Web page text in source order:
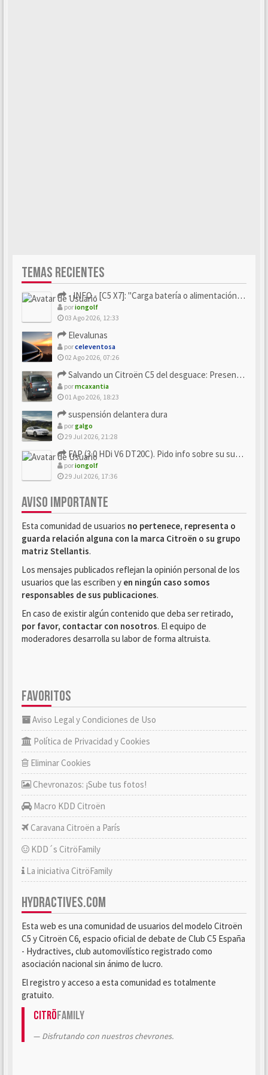
TEMAS RECIENTES
- INFO - [C5 X7]: "Carga batería o alimentación eléctri...
poriongolf
03 Ago 2026, 12:33
Elevalunas
porceleventosa
02 Ago 2026, 07:26
Salvando un Citroën C5 del desguace: Presentación y seguimiento
pormcaxantia
01 Ago 2026, 18:23
suspensión delantera dura
porgalgo
29 Jul 2026, 21:28
FAP (3.0 HDi V6 DT20C). Pido info sobre su sustitución
poriongolf
29 Jul 2026, 17:36
AVISO IMPORTANTE
Esta comunidad de usuarios no pertenece, representa o
guarda relación alguna con la marca Citroën o su grupo
matriz Stellantis.
Los mensajes publicados reflejan la opinión personal de los
usuarios que las escriben y en ningún caso somos
responsables de sus publicaciones.
En caso de existir algún contenido que deba ser retirado,
por favor, contactar con nosotros. El equipo de
moderadores desarrolla su labor de forma altruista.
FAVORITOS
Aviso Legal y Condiciones de Uso
Política de Privacidad y Cookies
Eliminar Cookies
Chevronazos: ¡Sube tus fotos!
Macro KDD Citroën
Caravana Citroën a París
KDD´s CitröFamily
La iniciativa CitröFamily
HYDRACTIVES.COM
Esta web es una comunidad de usuarios del modelo Citroën
C5 y Citroën C6, espacio oficial de debate de Club C5 España
- Hydractives, club automovilístico registrado como
asociación nacional sin ánimo de lucro.
El registro y acceso a esta comunidad es totalmente
gratuito.
CitröFamily
Disfrutando con nuestros chevrones.